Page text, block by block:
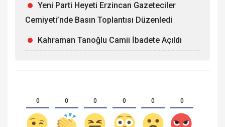
Yeni Parti Heyeti Erzincan Gazeteciler
Cemiyeti’nde Basın Toplantısı Düzenledi
Kahraman Tanoğlu Camii İbadete Açıldı
0 0 0 0 0 0